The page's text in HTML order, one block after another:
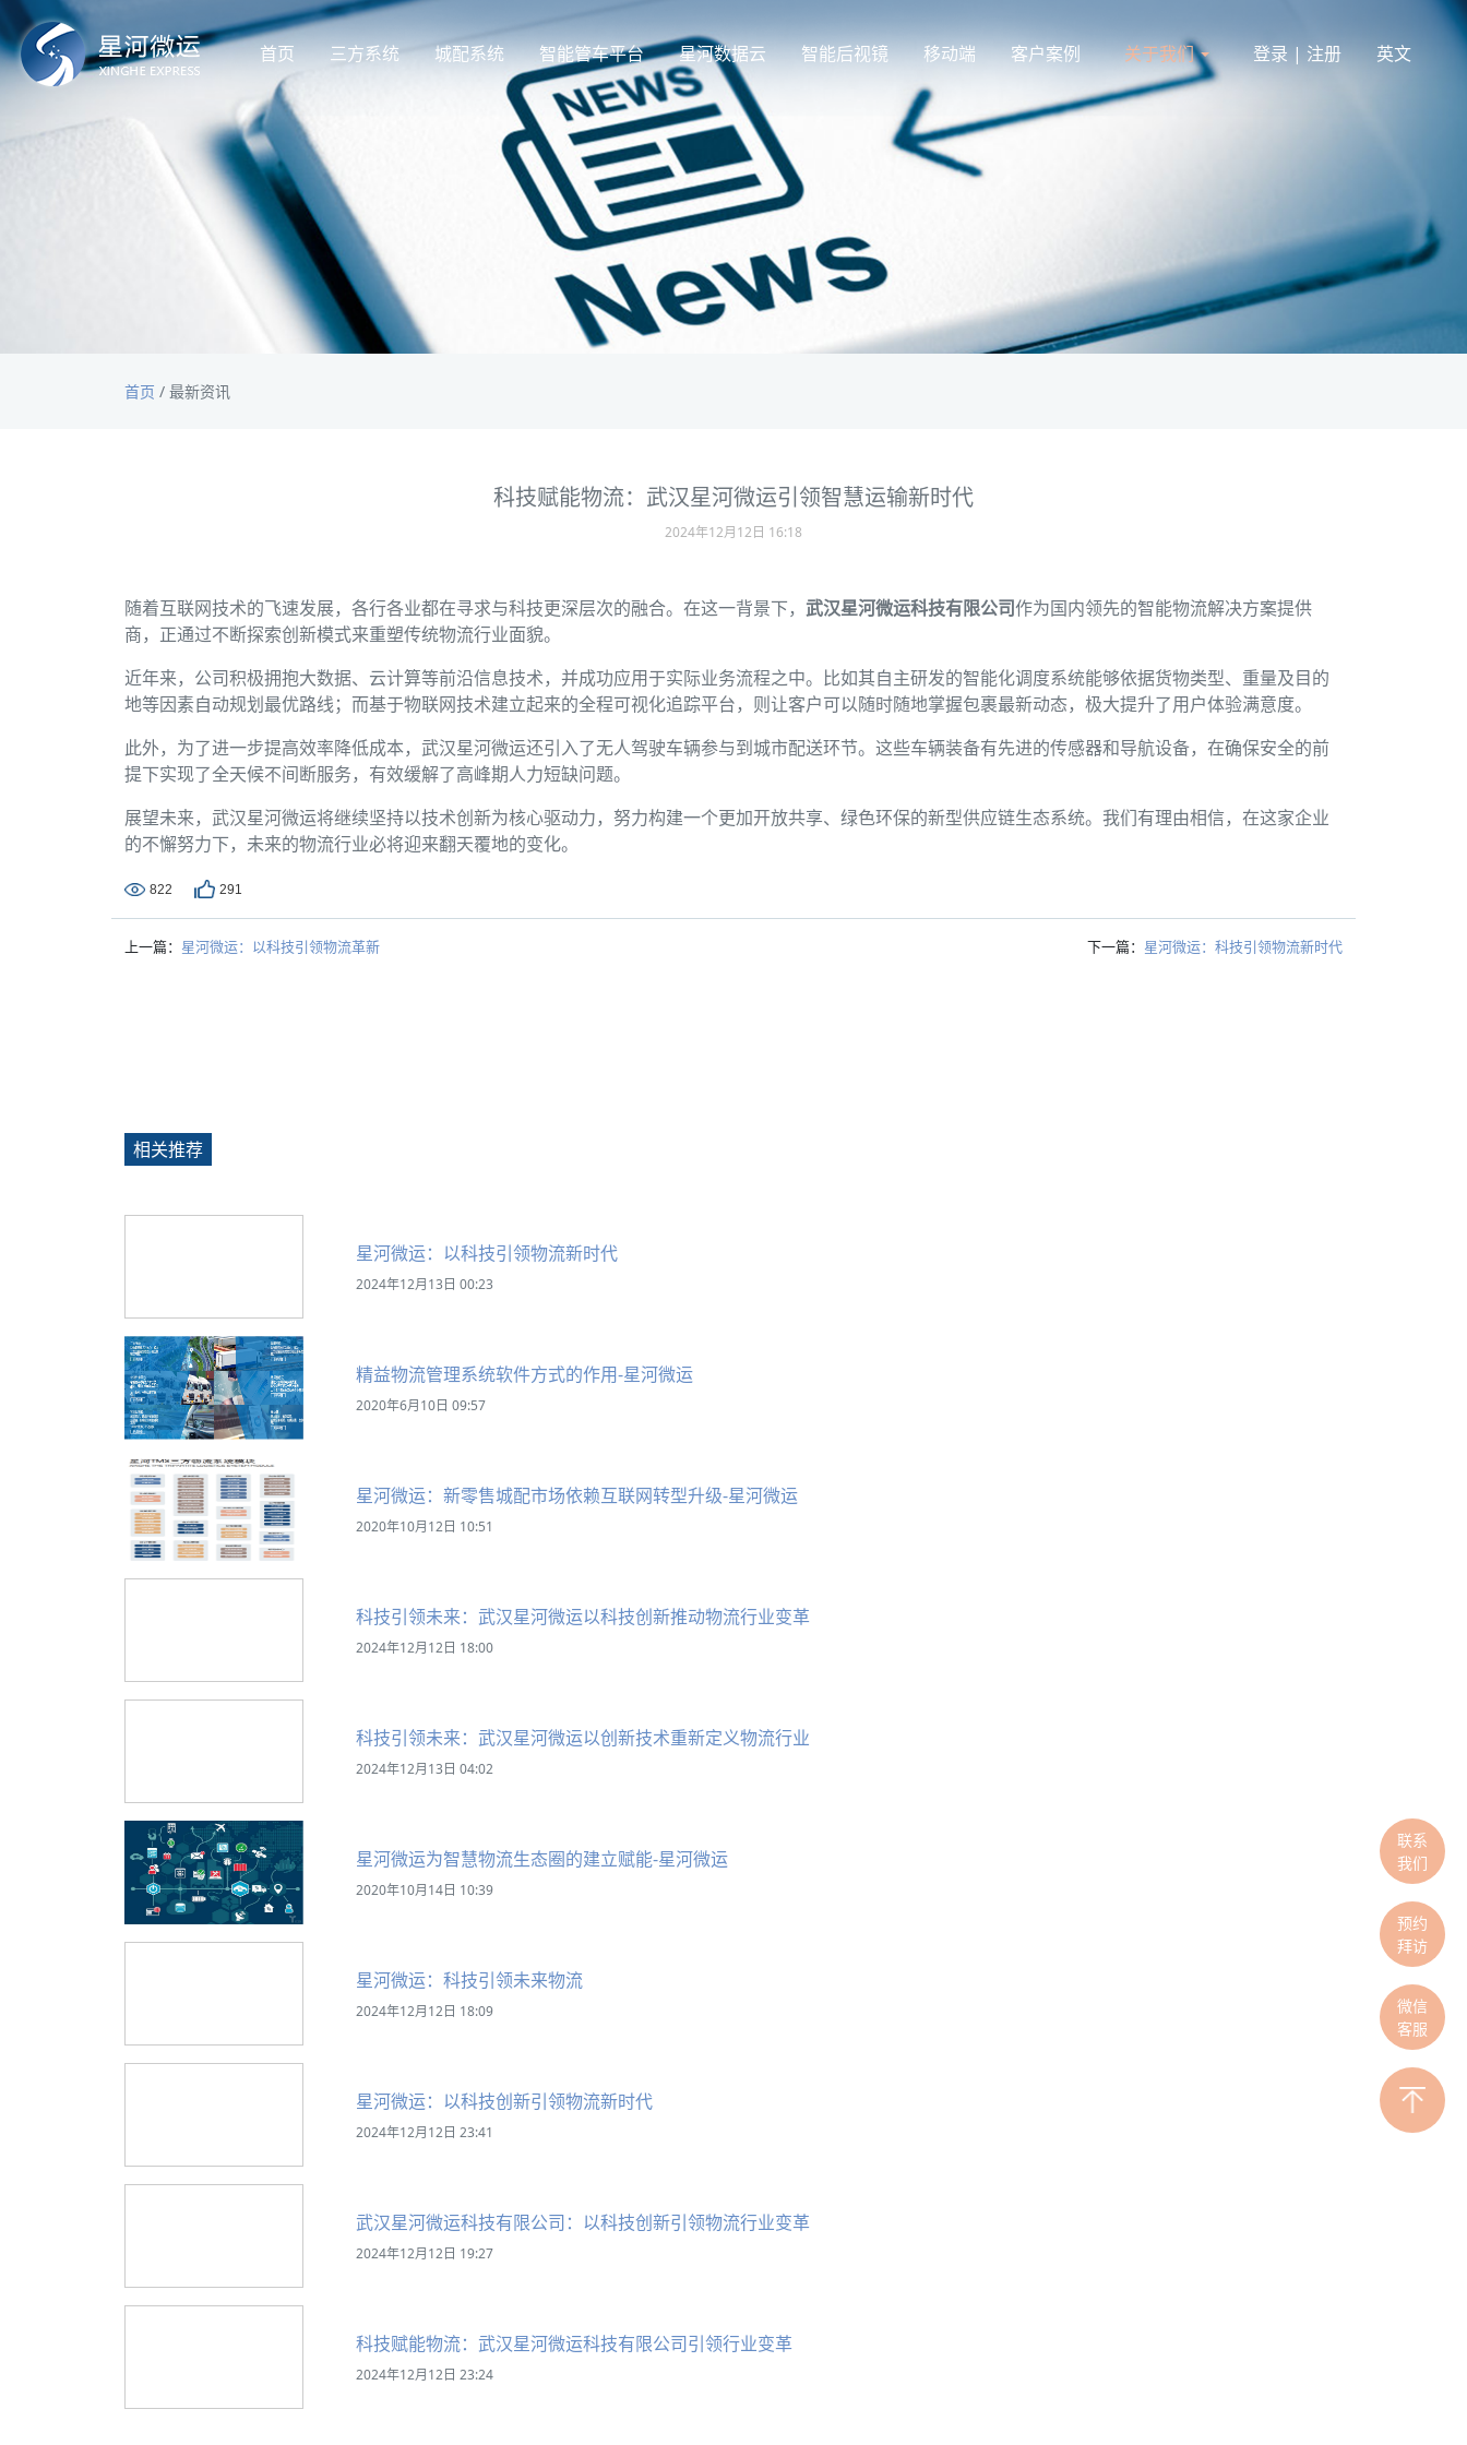
首页 三方系统 城配系统 智能管车平台 星河数据云 智能后视镜 移动端 客户案例 关于我们 登录 | 注册 英文
首页 / 最新资讯
科技赋能物流：武汉星河微运引领智慧运输新时代
2024年12月12日 16:18
随着互联网技术的飞速发展，各行各业都在寻求与科技更深层次的融合。在这一背景下， 武汉星河微运科技有限公司作为国内领先的智能物流解决方案提供
商，正通过不断探索创新模式来重塑传统物流行业面貌。
近年来，公司积极拥抱大数据、云计算等前沿信息技术，并成功应用于实际业务流程之中。比如其自主研发的智能化调度系统能够依据货物类型、重量及目的
地等因素自动规划最优路线；而基于物联网技术建立起来的全程可视化追踪平台，则让客户可以随时随地掌握包裹最新动态，极大提升了用户体验满意度。
此外，为了进一步提高效率降低成本，武汉星河微运还引入了无人驾驶车辆参与到城市配送环节。这些车辆装备有先进的传感器和导航设备，在确保安全的前
提下实现了全天候不间断服务，有效缓解了高峰期人力短缺问题。
展望未来，武汉星河微运将继续坚持以技术创新为核心驱动力，努力构建一个更加开放共享、绿色环保的新型供应链生态系统。我们有理由相信，在这家企业
的不懈努力下，未来的物流行业必将迎来翻天覆地的变化。
822 291
上一篇： 星河微运：以科技引领物流革新 下一篇： 星河微运：科技引领物流新时代
相关推荐
星河微运：以科技引领物流新时代
2024年12月13日 00:23
精益物流管理系统软件方式的作用-星河微运
2020年6月10日 09:57
星河微运：新零售城配市场依赖互联网转型升级-星河微运
2020年10月12日 10:51
科技引领未来：武汉星河微运以科技创新推动物流行业变革
2024年12月12日 18:00
科技引领未来：武汉星河微运以创新技术重新定义物流行业
2024年12月13日 04:02
星河微运为智慧物流生态圈的建立赋能-星河微运
2020年10月14日 10:39
星河微运：科技引领未来物流
2024年12月12日 18:09
星河微运：以科技创新引领物流新时代
2024年12月12日 23:41
武汉星河微运科技有限公司：以科技创新引领物流行业变革
2024年12月12日 19:27
科技赋能物流：武汉星河微运科技有限公司引领行业变革
2024年12月12日 23:24
联系
我们
预约
拜访
微信
客服